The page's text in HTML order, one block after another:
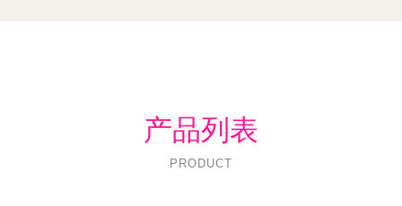
产品列表
PRODUCT